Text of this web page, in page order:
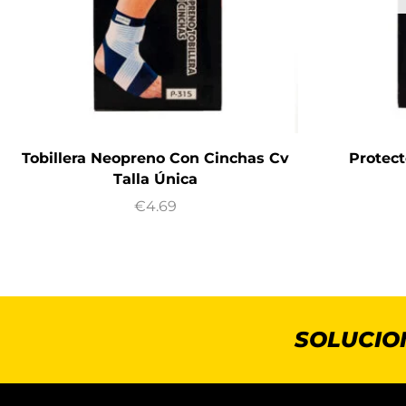
Tobillera Neopreno Con Cinchas Cv
Talla Única
€4.69